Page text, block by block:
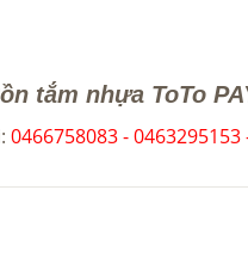
tắm nhựa ToTo
0466758083 - 0463295153